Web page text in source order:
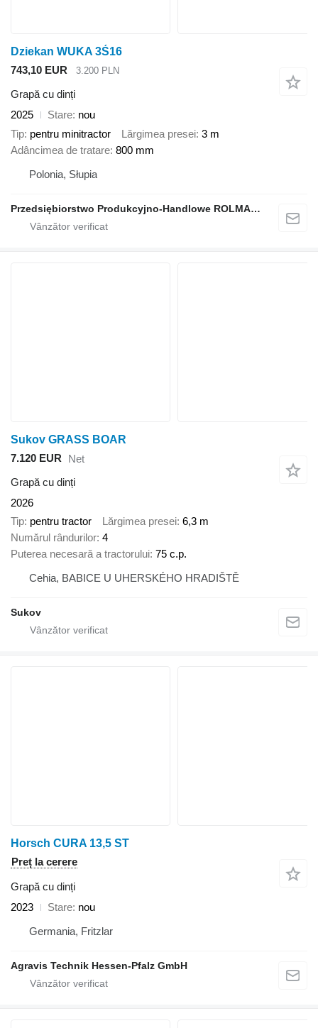
Dziekan WUKA 3Ś16
743,10 EUR
3.200 PLN
Grapă cu dinți
2025
Stare nou
Tip pentru minitractor Lărgimea presei 3 m
Adâncimea de tratare 800 mm
Polonia, Słupia
Przedsiębiorstwo Produkcyjno-Handlowe ROLMAPOL Marcin Dziekan
Sukov GRASS BOAR
7.120 EUR
Net
Grapă cu dinți
2026
Tip pentru tractor Lărgimea presei 6,3 m
Numărul rândurilor 4
Puterea necesară a tractorului 75 c.p.
Cehia, BABICE U UHERSKÉHO HRADIŠTĚ
Sukov
Horsch CURA 13,5 ST
Preț la cerere
Grapă cu dinți
2023
Stare nou
Germania, Fritzlar
Agravis Technik Hessen-Pfalz GmbH